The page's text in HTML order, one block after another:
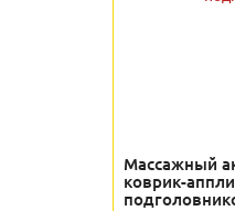
Массажный
коврик-